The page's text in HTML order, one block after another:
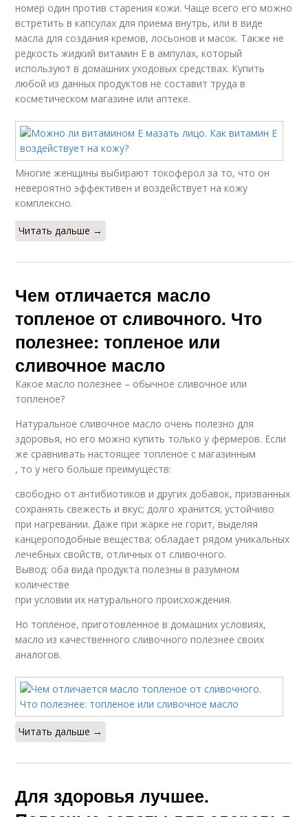
номер один против старения кожи. Чаще всего его можно
встретить в капсулах для приема внутрь, или в виде
масла для создания кремов, лосьонов и масок. Также не
редкость жидкий витамин Е в ампулах, который
используют в домашних уходовых средствах. Купить
любой из данных продуктов не составит труда в
косметическом магазине или аптеке.
Многие женщины выбирают токоферол за то, что он
невероятно эффективен и воздействует на кожу
комплексно.
Читать дальше →
Чем отличается масло
топленое от сливочного. Что
полезнее: топленое или
сливочное масло
Какое масло полезнее – обычное сливочное или
топленое?
Натуральное сливочное масло очень полезно для
здоровья, но его можно купить только у фермеров. Если
же сравнивать настоящее топленое с магазинным
, то у него больше преимуществ:
свободно от антибиотиков и других добавок, призванных
сохранять свежесть и вкус; долго хранится; устойчиво
при нагревании. Даже при жарке не горит, выделяя
канцероподобные вещества; обладает рядом уникальных
лечебных свойств, отличных от сливочного.
Вывод: оба вида продукта полезны в разумном
количестве
при условии их натурального происхождения.
Но топленое, приготовленное в домашних условиях,
масло из качественного сливочного полезнее своих
аналогов.
Читать дальше →
Для здоровья лучшее.